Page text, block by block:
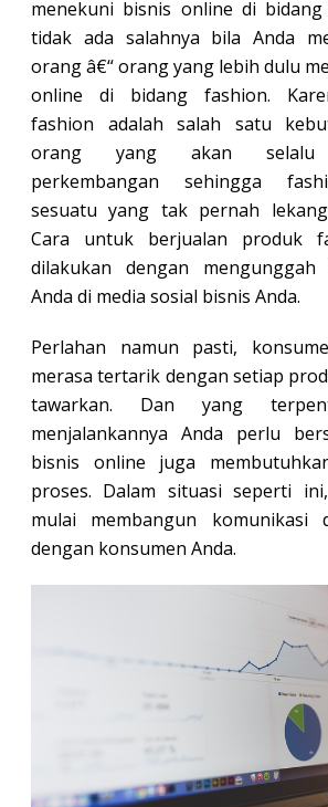
menekuni bisnis online di
tidak ada salahnya bila Anda
orang â€“ orang yang lebih dulu
online di bidang fashion.
fashion adalah salah satu
orang yang akan selalu
perkembangan sehingga
sesuatu yang tak pernah
Cara untuk berjualan produk
dilakukan dengan
Anda di media sosial bisnis Anda.
Perlahan namun pasti,
merasa tertarik dengan setiap
tawarkan. Dan yang
menjalankannya Anda perlu
bisnis online juga
proses. Dalam situasi seperti
mulai membangun komunikasi
dengan konsumen Anda.